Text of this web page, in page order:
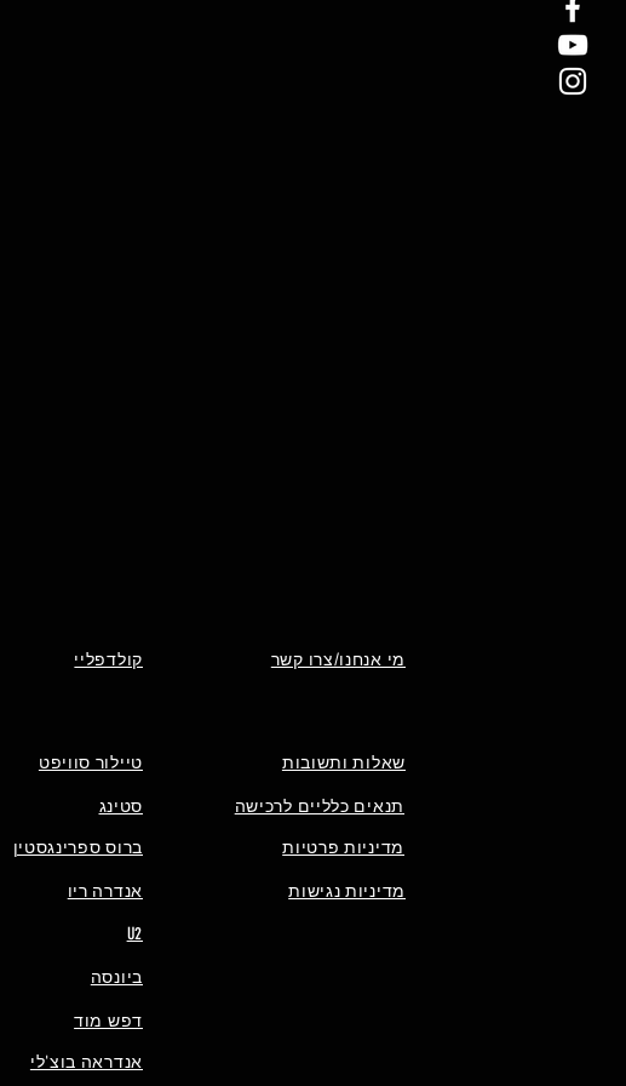
קולדפליי מי אנחנו/צרו קשר
טיילור סוויפט
סטינג
ברוס ספרינגסטין
אנדרה ריו
שאלות ותשובות
תנאים כלליים לרכישה
מדיניות פרטיות
מדיניות נגישות
U2
ביונסה
דפש מוד
אנדראה בוצ'לי